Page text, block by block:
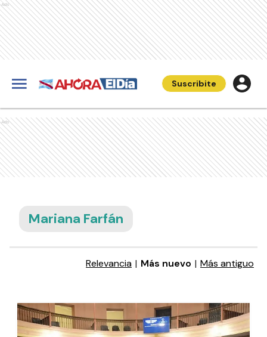
Ads
Suscribite
Ads
Mariana Farfán
Relevancia | Más nuevo | Más antiguo